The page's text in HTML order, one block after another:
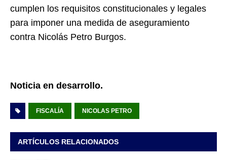
cumplen los requisitos constitucionales y legales
para imponer una medida de aseguramiento
contra Nicolás Petro Burgos.
Noticia en desarrollo.
FISCALÍA NICOLAS PETRO
ARTÍCULOS RELACIONADOS